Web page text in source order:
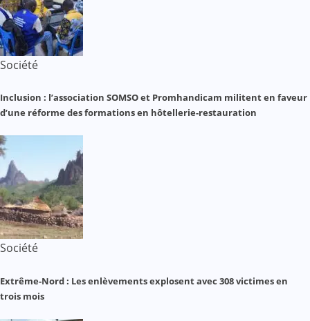
Société
Inclusion : l’association SOMSO et Promhandicam militent en faveur
d’une réforme des formations en hôtellerie-restauration
Société
Extrême-Nord : Les enlèvements explosent avec 308 victimes en
trois mois